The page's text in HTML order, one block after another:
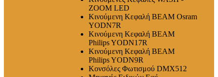
ZOOM LED
Κινούμενη Κεφαλή BEAM Osram
YODN7R
Κινούμενη Κεφαλή BEAM
Philips YODN17R
Κινούμενη Κεφαλή BEAM
Philips YODN9R
Κονσόλες Φωτισμού DMX512